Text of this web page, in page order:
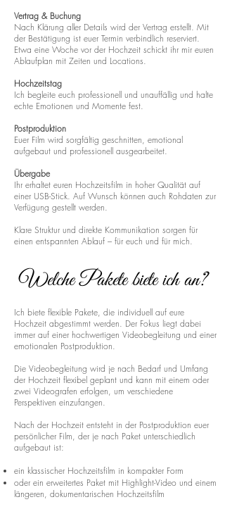
Vertrag & Buchung
Nach Klärung aller Details wird der Vertrag erstellt. Mit
der Bestätigung ist euer Termin verbindlich reserviert.
Etwa eine Woche vor der Hochzeit schickt ihr mir euren
Ablaufplan mit Zeiten und Locations.
Hochzeitstag
Ich begleite euch professionell und unauffällig und halte
echte Emotionen und Momente fest.
Postproduktion
Euer Film wird sorgfältig geschnitten, emotional
aufgebaut und professionell ausgearbeitet.
Übergabe
Ihr erhaltet euren Hochzeitsfilm in hoher Qualität auf
einer USB-Stick. Auf Wunsch können auch Rohdaten zur
Verfügung gestellt werden.
Klare Struktur und direkte Kommunikation sorgen für
einen entspannten Ablauf – für euch und für mich.
Welche Pakete biete ich an?
Ich biete flexible Pakete, die individuell auf eure
Hochzeit abgestimmt werden. Der Fokus liegt dabei
immer auf einer hochwertigen Videobegleitung und einer
emotionalen Postproduktion.
Die Videobegleitung wird je nach Bedarf und Umfang
der Hochzeit flexibel geplant und kann mit einem oder
zwei Videografen erfolgen, um verschiedene
Perspektiven einzufangen.
Nach der Hochzeit entsteht in der Postproduktion euer
persönlicher Film, der je nach Paket unterschiedlich
aufgebaut ist:
ein klassischer Hochzeitsfilm in kompakter Form
oder ein erweitertes Paket mit Highlight-Video und einem
längeren, dokumentarischen Hochzeitsfilm